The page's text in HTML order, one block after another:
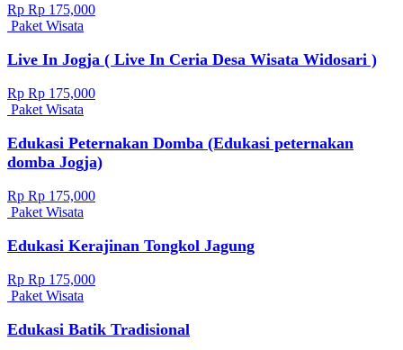
Rp Rp 175,000
Paket Wisata
Live In Jogja ( Live In Ceria Desa Wisata Widosari )
Rp Rp 175,000
Paket Wisata
Edukasi Peternakan Domba (Edukasi peternakan
domba Jogja)
Rp Rp 175,000
Paket Wisata
Edukasi Kerajinan Tongkol Jagung
Rp Rp 175,000
Paket Wisata
Edukasi Batik Tradisional